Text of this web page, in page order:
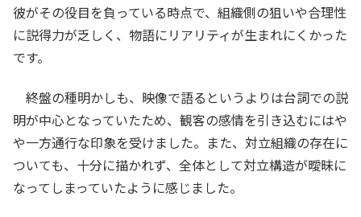
彼がその役目を負っている時点で、組織側の狙いや合理性
に説得力が乏しく、物語にリアリティが生まれにくかった
です。
終盤の種明かしも、映像で語るというよりは台詞での説
明が中心となっていたため、観客の感情を引き込むにはや
や一方通行な印象を受けました。また、対立組織の存在に
ついても、十分に描かれず、全体として対立構造が曖昧に
なってしまっていたように感じました。